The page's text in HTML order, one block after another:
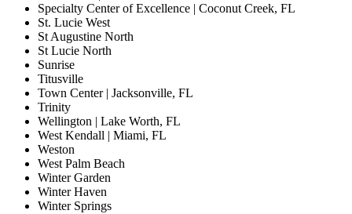
Specialty Center of Excellence | Coconut Creek, FL
St. Lucie West
St Augustine North
St Lucie North
Sunrise
Titusville
Town Center | Jacksonville, FL
Trinity
Wellington | Lake Worth, FL
West Kendall | Miami, FL
Weston
West Palm Beach
Winter Garden
Winter Haven
Winter Springs